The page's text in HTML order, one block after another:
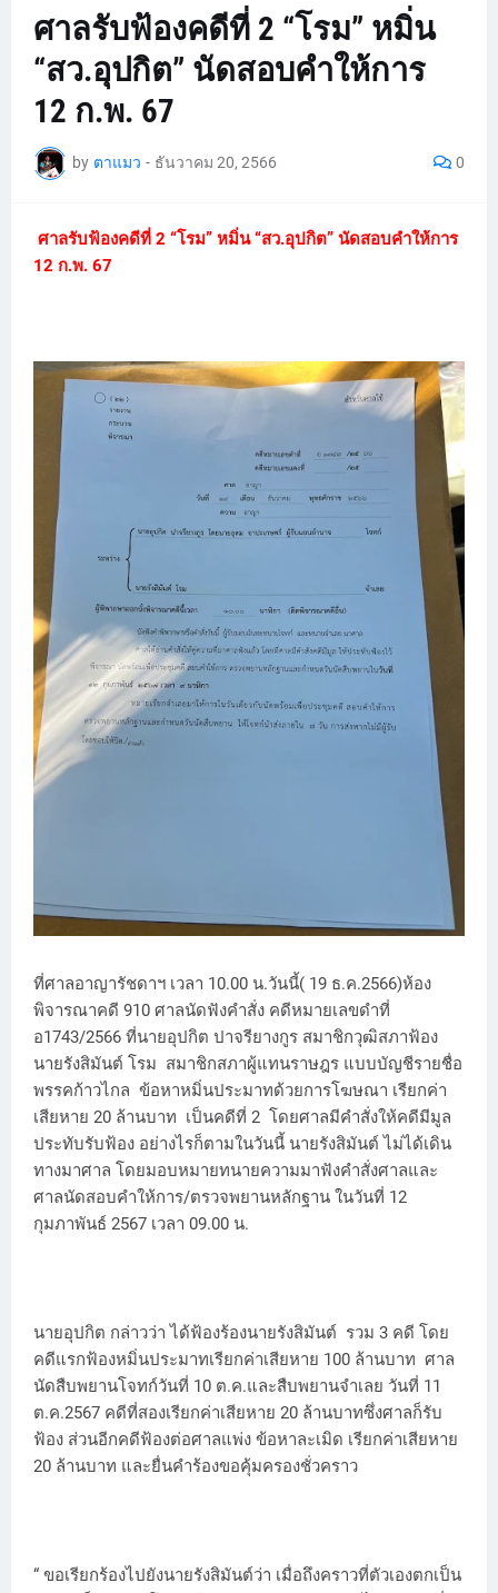
ศาลรับฟ้องคดีที่ 2 “โรม” หมิ่น
“สว.อุปกิต” นัดสอบคำให้การ
12 ก.พ. 67
by ตาแมว - ธันวาคม 20, 2566 0
ศาลรับฟ้องคดีที่ 2 “โรม” หมิ่น “สว.อุปกิต” นัดสอบคำให้การ
12 ก.พ. 67
ที่ศาลอาญารัชดาฯ เวลา 10.00 น.วันนี้( 19 ธ.ค.2566)ห้อง
พิจารณาคดี 910 ศาลนัดฟังคำสั่ง คดีหมายเลขดำที่
อ1743/2566 ที่นายอุปกิต ปาจรียางกูร สมาชิกวุฒิสภาฟ้อง
นายรังสิมันต์ โรม สมาชิกสภาผู้แทนราษฎร แบบบัญชีรายชื่อ
พรรคก้าวไกล ข้อหาหมิ่นประมาทด้วยการโฆษณา เรียกค่า
เสียหาย 20 ล้านบาท เป็นคดีที่ 2 โดยศาลมีคำสั่งให้คดีมีมูล
ประทับรับฟ้อง อย่างไรก็ตามในวันนี้ นายรังสิมันต์ ไม่ได้เดิน
ทางมาศาล โดยมอบหมายทนายความมาฟังคำสั่งศาลและ
ศาลนัดสอบคำให้การ/ตรวจพยานหลักฐาน ในวันที่ 12
กุมภาพันธ์ 2567 เวลา 09.00 น.
นายอุปกิต กล่าวว่า ได้ฟ้องร้องนายรังสิมันต์ รวม 3 คดี โดย
คดีแรกฟ้องหมิ่นประมาทเรียกค่าเสียหาย 100 ล้านบาท ศาล
นัดสืบพยานโจทก์วันที่ 10 ต.ค.และสืบพยานจำเลย วันที่ 11
ต.ค.2567 คดีที่สองเรียกค่าเสียหาย 20 ล้านบาทซึ่งศาลก็รับ
ฟ้อง ส่วนอีกคดีฟ้องต่อศาลแพ่ง ข้อหาละเมิด เรียกค่าเสียหาย
20 ล้านบาท และยื่นคำร้องขอคุ้มครองชั่วคราว
“ ขอเรียกร้องไปยังนายรังสิมันต์ว่า เมื่อถึงคราวที่ตัวเองตกเป็น